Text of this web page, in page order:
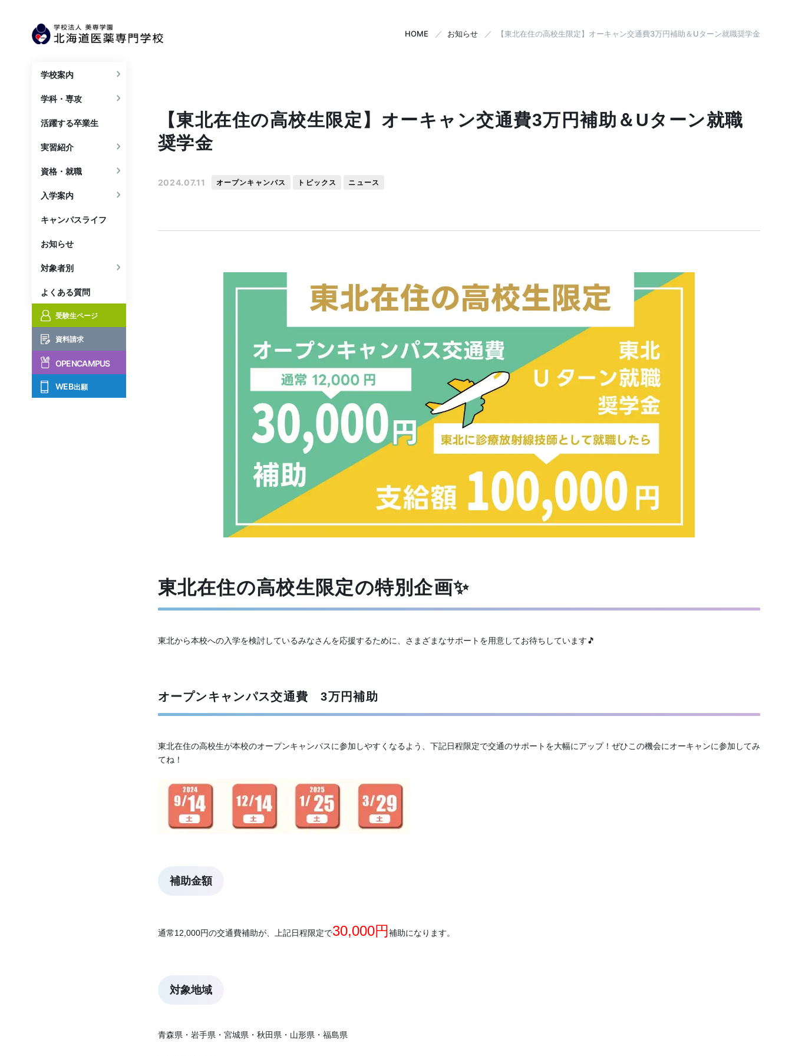
学校案内
学科・専攻
活躍する卒業生
実習紹介
資格・就職
入学案内
キャンパスライフ
お知らせ
対象者別
よくある質問
受験生ページ
資料請求
OPENCAMPUS
WEB出願
HOME お知らせ 【東北在住の高校生限定】オーキャン交通費3万円補助＆Uターン就職奨学金
【東北在住の高校生限定】オーキャン交通費3万円補助＆Uターン就職
奨学金
2024.07.11 オープンキャンパス トピックス ニュース
東北在住の高校生限定の特別企画✨
東北から本校への入学を検討しているみなさんを応援するために、さまざまなサポートを用意してお待ちしています🎵
オープンキャンパス交通費 3万円補助
東北在住の高校生が本校のオープンキャンパスに参加しやすくなるよう、下記日程限定で交通のサポートを大幅にアップ！ぜひこの機会にオーキャンに参加してみ
てね！
補助金額
通常12,000円の交通費補助が、上記日程限定で30,000円 補助になります。
対象地域
青森県・岩手県・宮城県・秋田県・山形県・福島県